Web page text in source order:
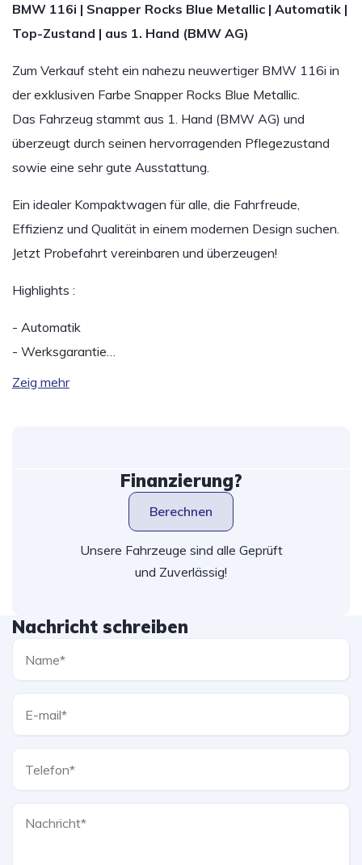
BMW 116i | Snapper Rocks Blue Metallic | Automatik |
Top-Zustand | aus 1. Hand (BMW AG)
Zum Verkauf steht ein nahezu neuwertiger BMW 116i in
der exklusiven Farbe Snapper Rocks Blue Metallic.
Das Fahrzeug stammt aus 1. Hand (BMW AG) und
überzeugt durch seinen hervorragenden Pflegezustand
sowie eine sehr gute Ausstattung.
Ein idealer Kompaktwagen für alle, die Fahrfreude,
Effizienz und Qualität in einem modernen Design suchen.
Jetzt Probefahrt vereinbaren und überzeugen!
Highlights :
- Automatik
- Werksgarantie…
Zeig mehr
Finanzierung?
Berechnen
Unsere Fahrzeuge sind alle Geprüft
und Zuverlässig!
Nachricht schreiben